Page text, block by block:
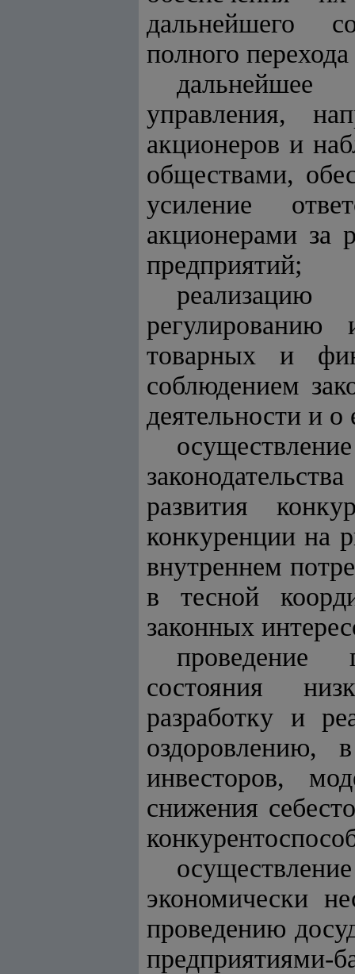
дальнейшего
полного
дальнейшее
управления,
акционеров и
обществами,
усиление
акционерами за
предприятий;
товарных и
соблюдением
деятельности и
развития
конкуренции на
внутреннем
в тесной
законных
проведение
состояния
разработку и
оздоровлению,
инвесторов,
снижения
экономически
проведению
предприятиями-